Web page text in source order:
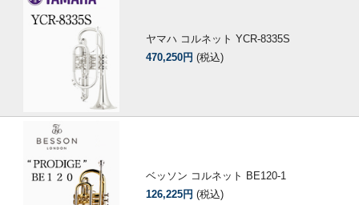
ヤマハ コルネット YCR-8335S
470,250円 (税込)
ベッソン コルネット BE120-1
126,225円 (税込)